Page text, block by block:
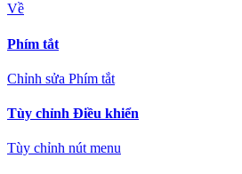
Về
Phím tắt
Chỉnh sửa Phím tắt
Tùy chỉnh Điều khiển
Tùy chỉnh nút menu